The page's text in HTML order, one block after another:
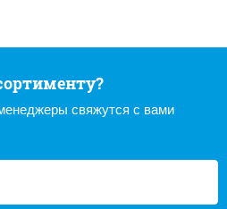
свяжутся с вами